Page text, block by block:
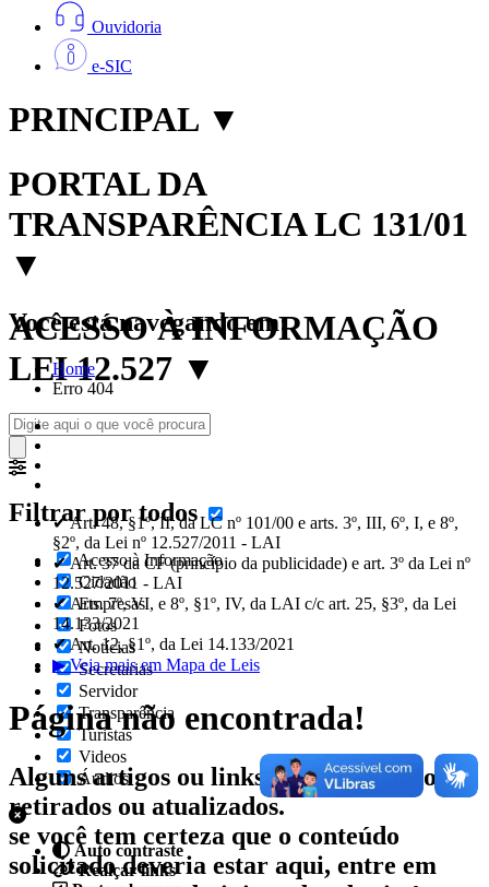
Ouvidoria
e-SIC
PRINCIPAL ▼
PORTAL DA
TRANSPARÊNCIA LC 131/01
▼
ACESSO À INFORMAÇÃO
LEI 12.527 ▼
Filtrar por todos
Acesso à Informação
Cidadão
Empresas
Fotos
Notícias
Secretarias
Servidor
Transparência
Turistas
Videos
Áudios
Auto contraste
Realçar links
Você está navegando em:
Home
Erro 404
✔ Art. 48, §1º, II, da LC nº 101/00 e arts. 3º, III, 6º, I, e 8º,
§2º, da Lei nº 12.527/2011 - LAI
✔ Art. 37 da CF (princípio da publicidade) e art. 3º da Lei nº
12.527/2011 - LAI
✔ Arts. 7º, VI, e 8º, §1º, IV, da LAI c/c art. 25, §3º, da Lei
14.133/2021
✔ Art. 12, §1º, da Lei 14.133/2021
▶ Veja mais em Mapa de Leis
Página não encontrada!
Alguns artigos ou links podem ter sido
retirados ou atualizados.
se você tem certeza que o conteúdo
solicitado deveria estar aqui, entre em